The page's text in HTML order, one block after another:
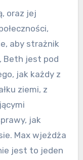
oraz jej
aby strażnik
Beth jest pod
jak każdy z
ziemi, z
jak
Max wjeżdża
jest to jeden